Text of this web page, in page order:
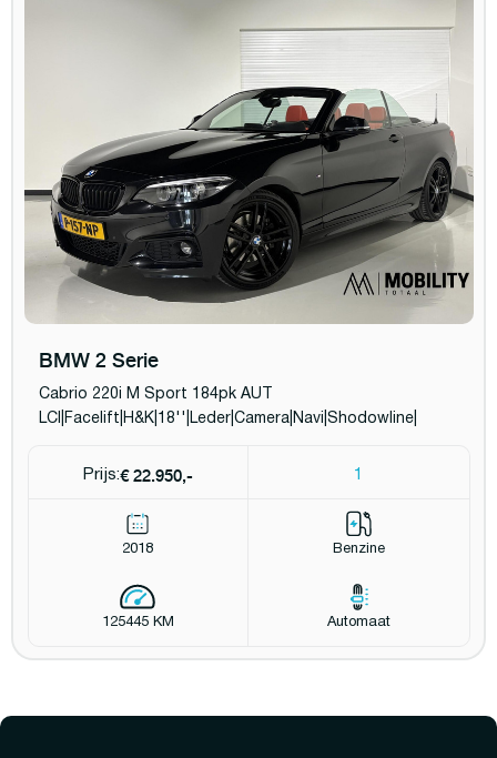
BMW 2 Serie
Cabrio 220i M Sport 184pk AUT
LCI|Facelift|H&K|18''|Leder|Camera|Navi|Shodowline|
Prijs:€ 22.950,- 1
2018 Benzine
125445 KM Automaat